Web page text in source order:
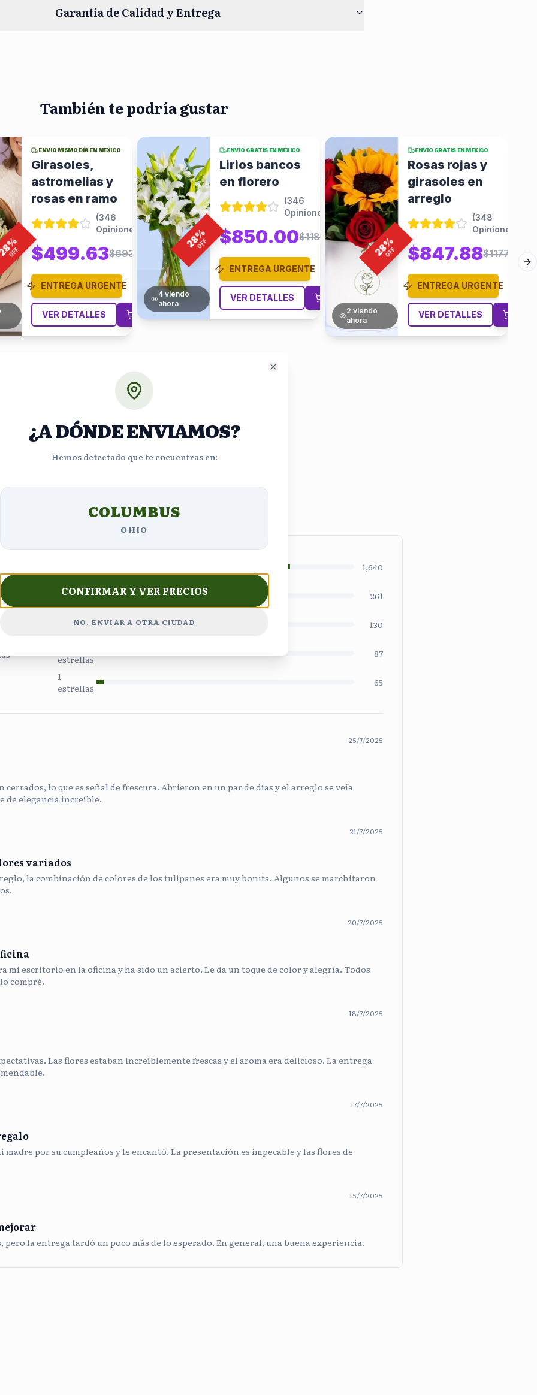
Garantía de Calidad y Entrega
También te podría gustar
%
OFF
ENVÍO MISMO DÍA EN MÉXICO
Girasoles,
astromelias y
rosas en ramo
(346
Opiniones
$499.63$693.93
ENTREGA URGENTE
VER DETALLES
3 viendo
ahora
28
%
OFF
ENVÍO GRATIS EN MÉXICO
Lirios bancos
en florero
(346
Opiniones )
$850.00$1180.56
ENTREGA URGENTE
VER DETALLES
3 viendo
ahora
28
%
OFF
ENVÍO GRATIS EN MÉXICO
Rosas rojas y
girasoles en
arreglo
(348
Opiniones
$847.88$1177.61
ENTREGA URGENTE
VER DETALLES
Opiniones de Clientes
estrellas
1,640
4
261
130
estrellas
87
1
estrellas
65
25/7/2025
lo que es señal de frescura. Abrieron en un par de días y el arreglo se veía
de elegancia increíble.
21/7/2025
variados
la combinación de colores de los tulipanes era muy bonita. Algunos se marchitaron
20/7/2025
mi escritorio en la oficina y ha sido un acierto. Le da un toque de color y alegría. Todos
compré.
18/7/2025
Las flores estaban increíblemente frescas y el aroma era delicioso. La entrega
17/7/2025
madre por su cumpleaños y le encantó. La presentación es impecable y las flores de
15/7/2025
pero la entrega tardó un poco más de lo esperado. En general, una buena experiencia.
¿A DÓNDE ENVIAMOS?
Hemos detectado que te encuentras en:
COLUMBUS
OHIO
CONFIRMAR Y VER PRECIOS
NO, ENVIAR A OTRA CIUDAD